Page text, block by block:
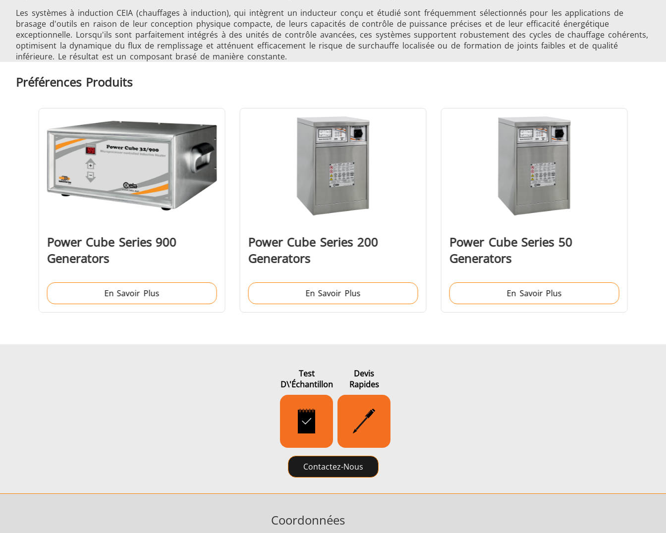
Série SH Têtes de chauffe
Aérospatiale Centres de données et IA
Chauffage, Ventilation et
Climatisation
Médical et pharma
Outils métalliques Semi-conducteurs Tube et tuyau Véhicules électriques
Les systèmes à induction CEIA (chauffages à induction), qui intègrent un inducteur conçu et étudié sont fréquemment sélectionnés pour les applications de
brasage d'outils en raison de leur conception physique compacte, de leurs capacités de contrôle de puissance précises et de leur efficacité énergétique
exceptionnelle. Lorsqu'ils sont parfaitement intégrés à des unités de contrôle avancées, ces systèmes supportent robustement des cycles de chauffage cohérents,
optimisent la dynamique du flux de remplissage et atténuent efficacement le risque de surchauffe localisée ou de formation de joints faibles et de qualité
inférieure. Le résultat est un composant brasé de manière constante.
Préférences Produits
Power Cube Series 900
Generators
En Savoir Plus
Power Cube Series 200
Generators
En Savoir Plus
Power Cube Series 50
Generators
En Savoir Plus
Test
D\'échantillon
Devis
Rapides
Contactez-Nous
Coordonnées